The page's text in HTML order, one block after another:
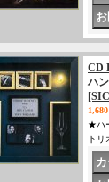
CD
ハ
★ハ
ト